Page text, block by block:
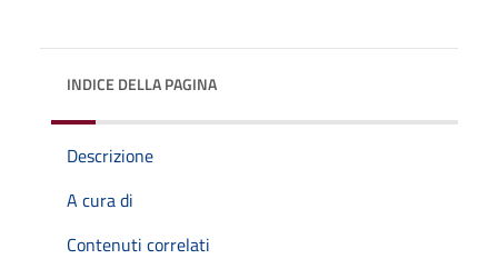
INDICE DELLA PAGINA
Descrizione
A cura di
Contenuti correlati